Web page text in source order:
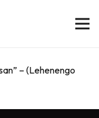
– (Lehenengo